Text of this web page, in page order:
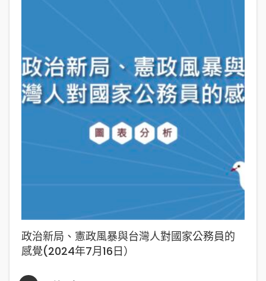
政治新局、憲政風暴與台灣人對國家公務員的
感覺(2024年7月16日）